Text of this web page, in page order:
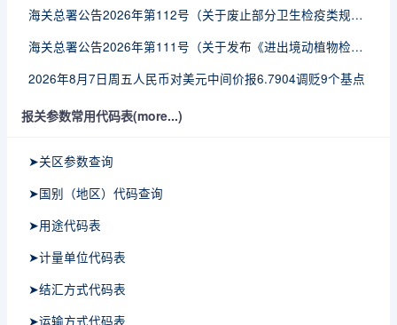
海关总署公告2026年第112号（关于废止部分卫生检疫类规范性文件的公告）
海关总署公告2026年第111号（关于发布《进出境动植物检疫处理监督管理工作规定》《进出境卫生处理监督管理工作规定》的公告）
2026年8月7日周五人民币对美元中间价报6.7904调贬9个基点
报关参数常用代码表(more...)
➤关区参数查询
➤国别（地区）代码查询
➤用途代码表
➤计量单位代码表
➤结汇方式代码表
➤运输方式代码表